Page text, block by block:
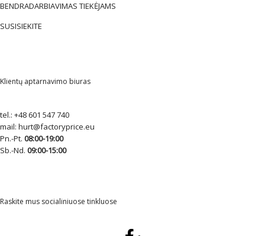
BENDRADARBIAVIMAS TIEKĖJAMS
SUSISIEKITE
Klientų aptarnavimo biuras
tel.: +48 601 547 740
mail: hurt@factoryprice.eu
Pn.-Pt. 08:00-19:00
Sb.-Nd. 09:00-15:00
Raskite mus socialiniuose tinkluose